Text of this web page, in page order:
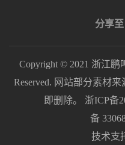
分享至
Copyright © 2021 浙江
Reserved. 网站部分素材
即删除。 浙ICP备
备
技术支